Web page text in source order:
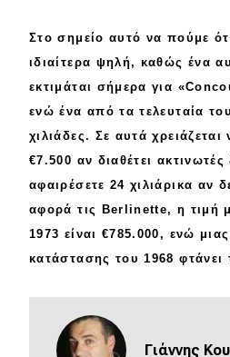
Στο σημείο αυτό να πούμε
ιδιαίτερα ψηλή, καθώς ένα
εκτιμάται σήμερα για
ενώ ένα από τα τελευταία
χιλιάδες. Σε αυτά
€7.500 αν διαθέτει ακτινωτές
αφαιρέσετε 24 χιλιάρικα αν
αφορά τις
Berlinette, η τιμή
1973 είναι €785.000, ενώ μιας
κατάστασης του 1968 φτάνει
Γιάννης